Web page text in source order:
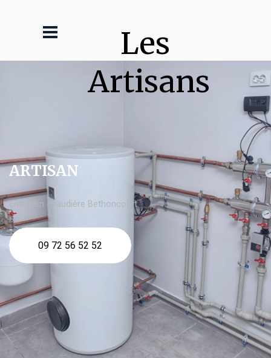
Les
Artisans
ARTISAN
Entretien chaudière Bethoncourt
09 72 56 52 52